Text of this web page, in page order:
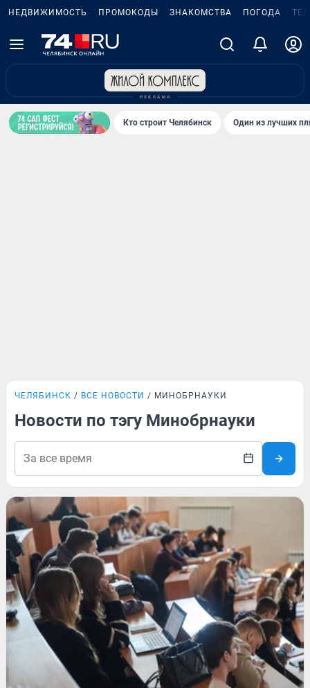
НЕДВИЖИМОСТЬ ПРОМОКОДЫ ЗНАКОМСТВА ПОГОДА
Кто строит Челябинск Один из лучших
ЧЕЛЯБИНСК ВСЕ НОВОСТИ МИНОБРНАУКИ
Новости по тэгу Минобрнауки